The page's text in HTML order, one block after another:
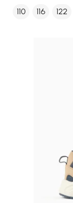
110 116 122